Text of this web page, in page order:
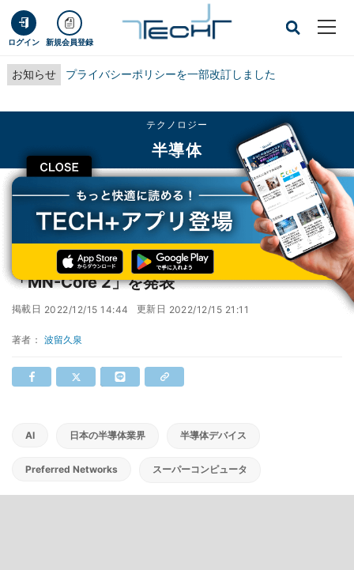
ログイン 新規会員登録
お知らせ プライバシーポリシーを一部改訂しました
CLOSE
テクノロジー
半導体
TECH+ テクノロジー
半導体
PFN、新型ディープラーニング・プロセッサ「MN-Core 2」を発表
PFN、新型ディープラーニング・プロセッサ
「MN-Core 2」を発表
掲載日 2022/12/15 14:44 更新日 2022/12/15 21:11
著者： 波留久泉
AI 日本の半導体業界 半導体デバイス
Preferred Networks スーパーコンピュータ